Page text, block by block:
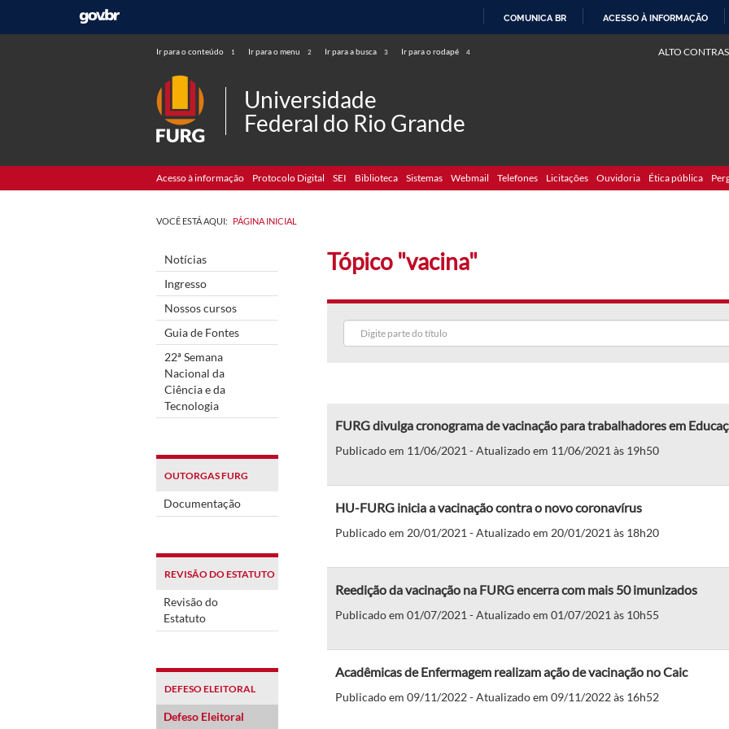
COMUNICA BR ACESSO À INFORMAÇÃO
Ir para o conteúdo 1 Ir para o menu 2 Ir para a busca 3 Ir para o rodapé 4 ALTO
Universidade
Federal do Rio Grande
Acesso à informação Protocolo Digital SEI Biblioteca Sistemas Webmail Telefones Licitações Ouvidoria Ética pública
VOCÊ ESTÁ AQUI: PÁGINA INICIAL
Notícias
Ingresso
Nossos cursos
Guia de Fontes
22ª Semana
Nacional da
Ciência e da
Tecnologia
OUTORGAS FURG
Documentação
REVISÃO DO ESTATUTO
Revisão do
Estatuto
DEFESO ELEITORAL
Defeso Eleitoral
Tópico "vacina"
FURG divulga cronograma de vacinação para trabalhadores em
Publicado em 11/06/2021 - Atualizado em 11/06/2021 às 19h50
HU-FURG inicia a vacinação contra o novo coronavírus
Publicado em 20/01/2021 - Atualizado em 20/01/2021 às 18h20
Reedição da vacinação na FURG encerra com mais 50 imunizados
Publicado em 01/07/2021 - Atualizado em 01/07/2021 às 10h55
Acadêmicas de Enfermagem realizam ação de vacinação no Caic
Publicado em 09/11/2022 - Atualizado em 09/11/2022 às 16h52